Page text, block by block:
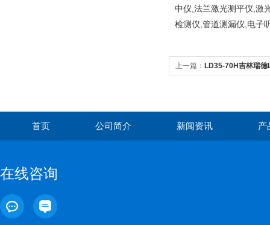
中仪,法兰激光测平仪,激
检测仪,管道测漏仪,电子
上一篇： LD35-70H吉林瑞德
首页 公司简介 新闻资讯 产
在线咨询